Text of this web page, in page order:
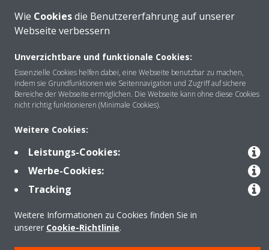
Über DAIKIN
Anwendungsbereiche
Kontakt
Copyright © Daikin
Wie Cookiesdie Benutzererfahrung auf unserer
Webseite verbessern
Unverzichtbare und funktionale Cookies:
Essenzielle Cookies helfen dabei, eine Webseite benutzbar zu machen,
indem sie Grundfunktionen wie Seitennavigation und Zugriff auf sichere
Bereiche der Webseite ermöglichen. Die Webseite kann ohne diese Cookies
nicht richtig funktionieren (Minimale Cookies).
Weitere Cookies:
Leistungs-Cookies:
Werbe-Cookies:
Tracking
Weitere Informationen zu Cookies finden Sie in
unserer Cookie-Richtlinie.